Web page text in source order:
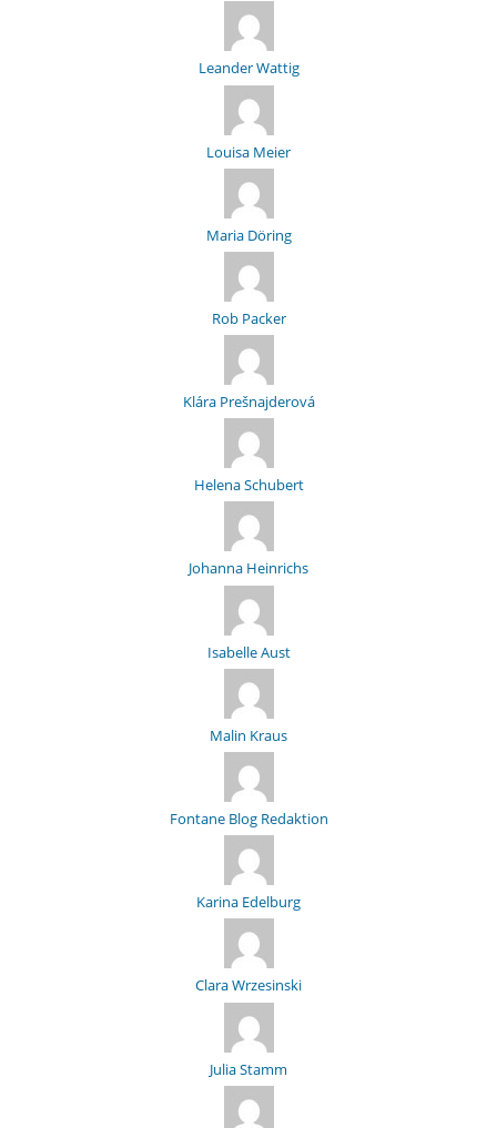
Leander Wattig
Louisa Meier
Maria Döring
Rob Packer
Klára Prešnajderová
Helena Schubert
Johanna Heinrichs
Isabelle Aust
Malin Kraus
Fontane Blog Redaktion
Karina Edelburg
Clara Wrzesinski
Julia Stamm